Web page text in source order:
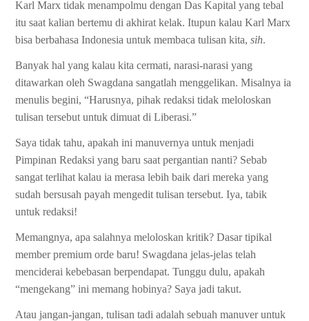
Karl Marx tidak menampolmu dengan Das Kapital yang tebal
itu saat kalian bertemu di akhirat kelak. Itupun kalau Karl Marx
bisa berbahasa Indonesia untuk membaca tulisan kita, sih.
Banyak hal yang kalau kita cermati, narasi-narasi yang
ditawarkan oleh Swagdana sangatlah menggelikan. Misalnya ia
menulis begini, “Harusnya, pihak redaksi tidak meloloskan
tulisan tersebut untuk dimuat di Liberasi.”
Saya tidak tahu, apakah ini manuvernya untuk menjadi
Pimpinan Redaksi yang baru saat pergantian nanti? Sebab
sangat terlihat kalau ia merasa lebih baik dari mereka yang
sudah bersusah payah mengedit tulisan tersebut. Iya, tabik
untuk redaksi!
Memangnya, apa salahnya meloloskan kritik? Dasar tipikal
member premium orde baru! Swagdana jelas-jelas telah
menciderai kebebasan berpendapat. Tunggu dulu, apakah
“mengekang” ini memang hobinya? Saya jadi takut.
Atau jangan-jangan, tulisan tadi adalah sebuah manuver untuk